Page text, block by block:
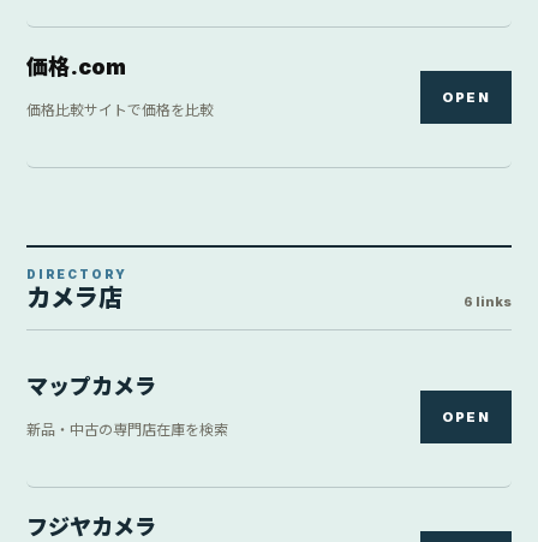
価格.com
価格比較サイトで価格を比較
OPEN
DIRECTORY
カメラ店 6 links
マップカメラ
新品・中古の専門店在庫を検索
OPEN
フジヤカメラ